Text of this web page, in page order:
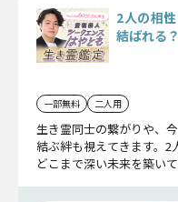
2人の相
結ばれる
一部無料 二人用
生き霊同士の繋がりや、
結ぶ絆も視えてきます。2
どこまで深い未来を築い